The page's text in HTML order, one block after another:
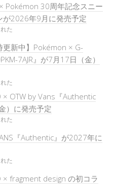
Pokémon 30周年記念スニー
が2026年9月に発売予定
た
更新中】Pokémon × G-
7AJR』が7月17日（金）
た
× OTW by Vans『Authentic
）に発売予定
た
『Authentic』が2027年に
た
fragment design の初コラ